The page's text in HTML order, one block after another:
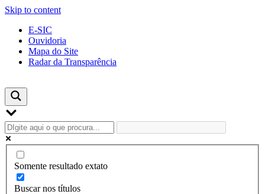
Skip to content
E-SIC
Ouvidoria
Mapa do Site
Radar da Transparência
Somente resultado extato
Buscar nos títulos